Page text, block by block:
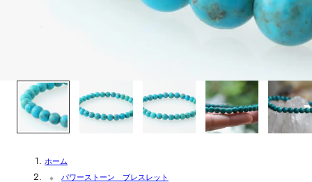
ホーム
パワーストーン ブレスレット